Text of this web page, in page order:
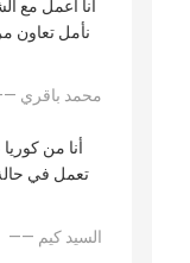
—— محمد باقري
تعمل في
—— السيد كيم